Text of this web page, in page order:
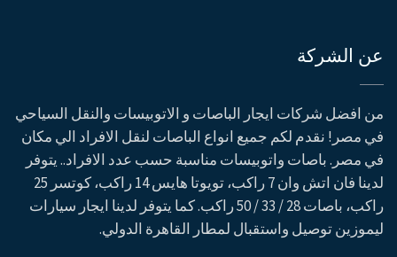
عن الشركة
من افضل شركات ايجار الباصات و الاتوبيسات والنقل السياحي
في مصر! نقدم لكم جميع انواع الباصات لنقل الافراد الي مكان
في مصر. باصات واتوبيسات مناسبة حسب عدد الافراد.. يتوفر
لدينا فان اتش وان 7 راكب، تويوتا هايس 14 راكب، كوتسر 25
راكب، باصات 28 / 33 / 50 راكب. كما يتوفر لدينا ايجار سيارات
ليموزين توصيل واستقبال لمطار القاهرة الدولي.